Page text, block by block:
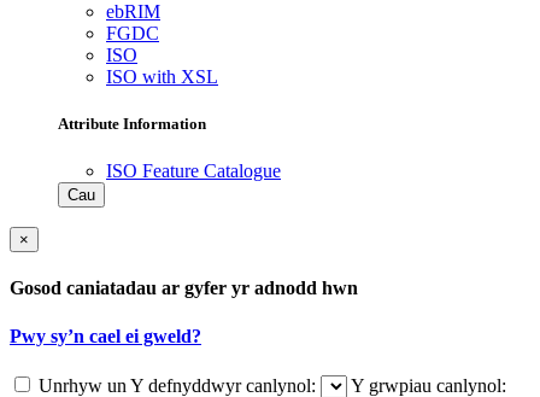
ebRIM
FGDC
ISO
ISO with XSL
Attribute Information
ISO Feature Catalogue
Cau
×
Gosod caniatadau ar gyfer yr adnodd hwn
Pwy sy’n cael ei gweld?
Unrhyw un Y defnyddwyr canlynol: Y grwpiau canlynol: